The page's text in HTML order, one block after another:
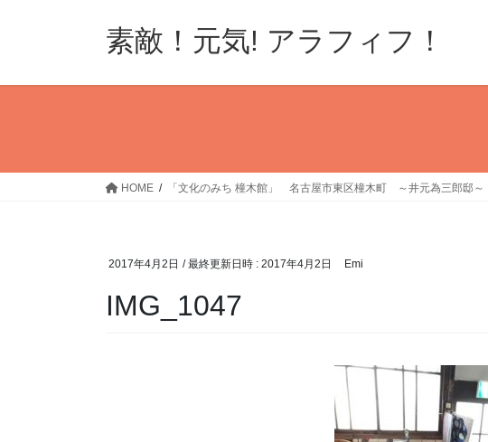
素敵！元気! アラフィフ！
HOME 「文化のみち 橦木館」 名古屋市東区橦木町 ～井元為三郎邸～
2017年4月2日 / 最終更新日時 : 2017年4月2日 Emi
IMG_1047